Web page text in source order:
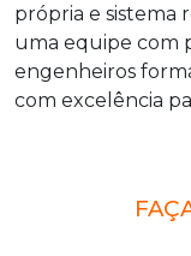
própria e sistema
uma equipe com
engenheiros
com excelência